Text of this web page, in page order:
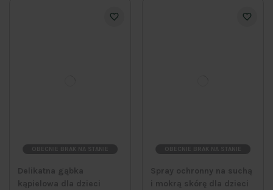
OBECNIE BRAK NA STANIE
Delikatna gąbka
kąpielowa dla dzieci
OBECNIE BRAK NA STANIE
Spray ochronny na suchą
i mokrą skórę dla dzieci